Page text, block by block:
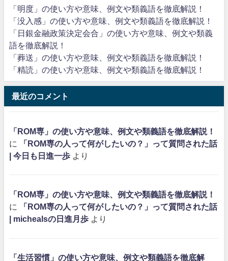
「明度」の使い方や意味、例文や類義語を徹底解説！
「没入感」の使い方や意味、例文や類義語を徹底解説！
「日銀金融政策決定会合」の使い方や意味、例文や類義
語を徹底解説！
「葬送」の使い方や意味、例文や類義語を徹底解説！
「精読」の使い方や意味、例文や類義語を徹底解説！
最近のコメント
「ROM専」の使い方や意味、例文や類義語を徹底解説！
に
「ROM専の人って何がしたいの？」って質問された話
| 今日も日進一歩 より
「ROM専」の使い方や意味、例文や類義語を徹底解説！
に
「ROM専の人って何がしたいの？」って質問された話
| michealsの日進月歩 より
「生活習慣」の使い方や意味、例文や類義語を徹底解